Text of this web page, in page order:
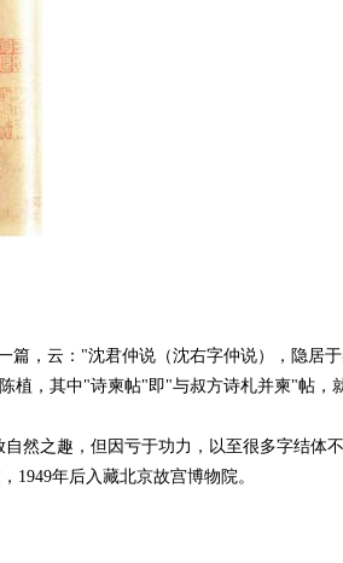
，云："沈君仲说（沈右字仲说），隐居于
植，其中"诗柬帖"即"与叔方诗札并柬"帖，
然之趣，但因亏于功力，以至很多字结体
年后入藏北京故宫博物院。